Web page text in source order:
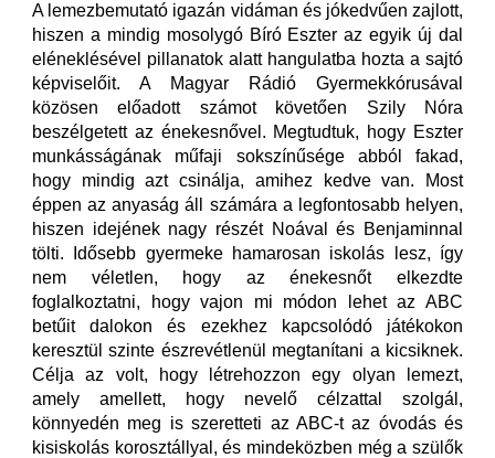
A lemezbemutató igazán vidáman és jókedvűen zajlott,
hiszen a mindig mosolygó Bíró Eszter az egyik új dal
eléneklésével pillanatok alatt hangulatba hozta a sajtó
képviselőit. A Magyar Rádió Gyermekkórusával
közösen előadott számot követően Szily Nóra
beszélgetett az énekesnővel. Megtudtuk, hogy Eszter
munkásságának műfaji sokszínűsége abból fakad,
hogy mindig azt csinálja, amihez kedve van. Most
éppen az anyaság áll számára a legfontosabb helyen,
hiszen idejének nagy részét Noával és Benjaminnal
tölti. Idősebb gyermeke hamarosan iskolás lesz, így
nem véletlen, hogy az énekesnőt elkezdte
foglalkoztatni, hogy vajon mi módon lehet az ABC
betűit dalokon és ezekhez kapcsolódó játékokon
keresztül szinte észrevétlenül megtanítani a kicsiknek.
Célja az volt, hogy létrehozzon egy olyan lemezt,
amely amellett, hogy nevelő célzattal szolgál,
könnyedén meg is szeretteti az ABC-t az óvodás és
kisiskolás korosztállyal, és mindeközben még a szülők